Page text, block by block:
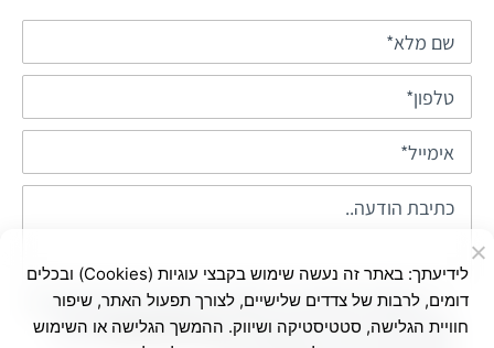
בשליחת הטופס אני מאשר/ת שימוש בפרטים ליצירת
קשר ולדיוור ישיר, בהתאם ל-מדיניות הפרטיותבאתר.
לידיעתך: באתר זה נעשה שימוש בקבצי עוגיות (Cookies) ובכלים
דומים, לרבות של צדדים שלישיים, לצורך תפעול האתר, שיפור
חוויית הגלישה, סטטיסטיקה ושיווק. ההמשך הגלישה או השימוש